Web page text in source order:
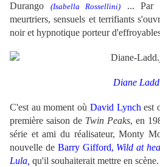
Durango (Isabella Rossellini) ... Par
meurtriers, sensuels et terrifiants
noir et hypnotique porteur
Diane Ladd
C'est au moment où David Lynch est
première saison de Twin Peaks, en
série et ami du réalisateur, Monty
nouvelle de Barry Gifford, Wild at
Lula, qu'il souhaiterait mettre en scène.